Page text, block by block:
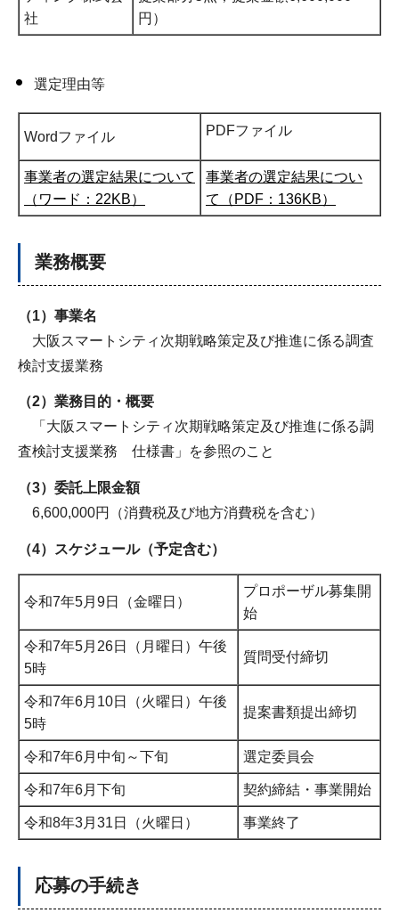
社
円）
選定理由等
Wordファイル PDFファイル
事業者の選定結果について
（ワード：22KB）
事業者の選定結果につい
て（PDF：136KB）
業務概要
（1）事業名
大阪スマートシティ次期戦略策定及び推進に係る調査
検討支援業務
（2）業務目的・概要
「大阪スマートシティ次期戦略策定及び推進に係る調
査検討支援業務 仕様書」を参照のこと
（3）委託上限金額
6,600,000円（消費税及び地方消費税を含む）
（4）スケジュール（予定含む）
令和7年5月9日（金曜日）
プロポーザル募集開
始
令和7年5月26日（月曜日）午後
5時
質問受付締切
令和7年6月10日（火曜日）午後
5時
提案書類提出締切
令和7年6月中旬～下旬 選定委員会
令和7年6月下旬 契約締結・事業開始
令和8年3月31日（火曜日） 事業終了
応募の手続き